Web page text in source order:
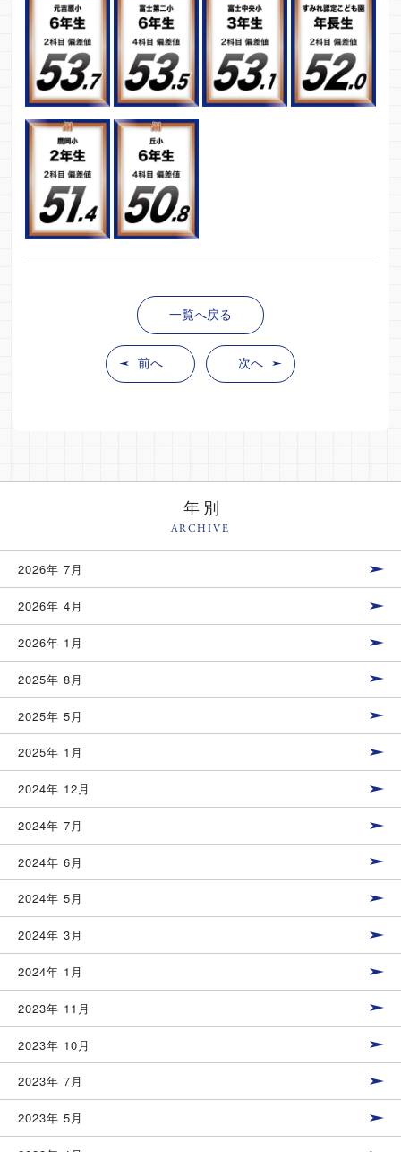
年別
ARCHIVE
2026年 7月
2026年 4月
2026年 1月
2025年 8月
2025年 5月
2025年 1月
2024年 12月
2024年 7月
2024年 6月
2024年 5月
2024年 3月
2024年 1月
2023年 11月
2023年 10月
2023年 7月
2023年 5月
前へ
一覧へ戻る
次へ